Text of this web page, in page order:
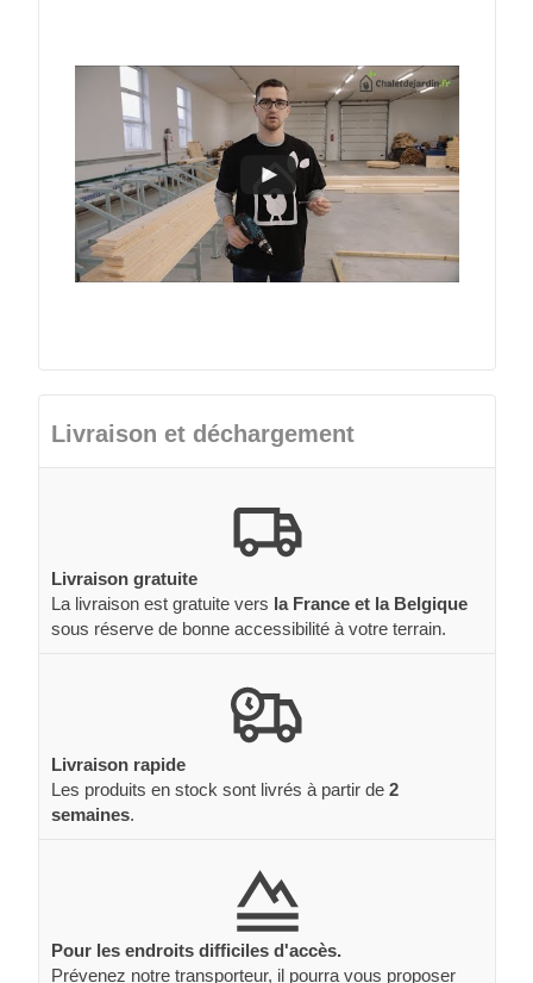
Livraison et déchargement
Livraison gratuite
La livraison est gratuite vers la France et la Belgique
sous réserve de bonne accessibilité à votre terrain.
Livraison rapide
Les produits en stock sont livrés à partir de 2
semaines.
Pour les endroits difficiles d'accès.
Prévenez notre transporteur, il pourra vous proposer